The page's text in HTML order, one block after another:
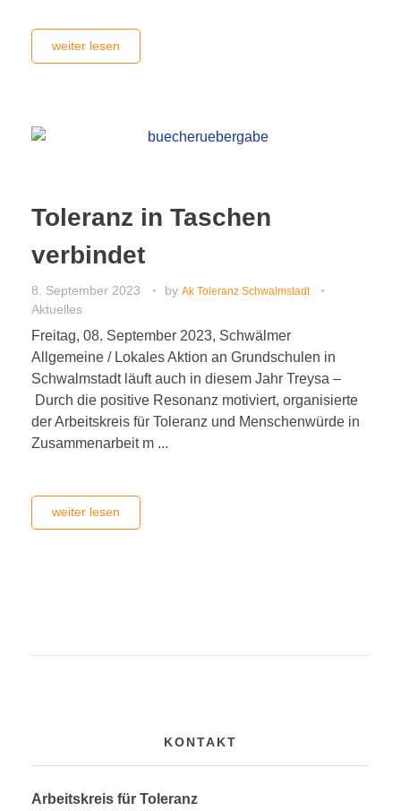
weiter lesen
Toleranz in Taschen
verbindet
8. September 2023 by Ak Toleranz Schwalmstadt
Aktuelles
Freitag, 08. September 2023, Schwälmer
Allgemeine / Lokales Aktion an Grundschulen in
Schwalmstadt läuft auch in diesem Jahr Treysa –
Durch die positive Resonanz motiviert, organisierte
der Arbeitskreis für Toleranz und Menschenwürde in
Zusammenarbeit m ...
weiter lesen
KONTAKT
Arbeitskreis für Toleranz